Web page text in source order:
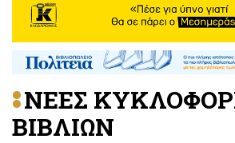
ΝΕΕΣ
ΒΙΒΛΙΩΝ